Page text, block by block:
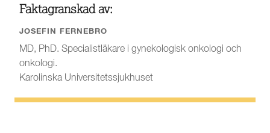
Faktagranskad av:
JOSEFIN FERNEBRO
MD, PhD. Specialistläkare i gynekologisk onkologi och
onkologi.
Karolinska Universitetssjukhuset